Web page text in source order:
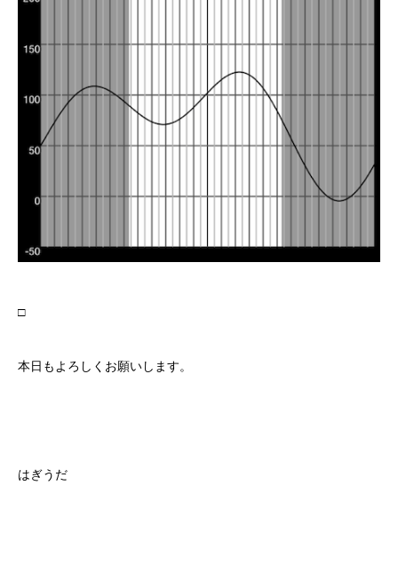
□
本日もよろしくお願いします。
はぎうだ